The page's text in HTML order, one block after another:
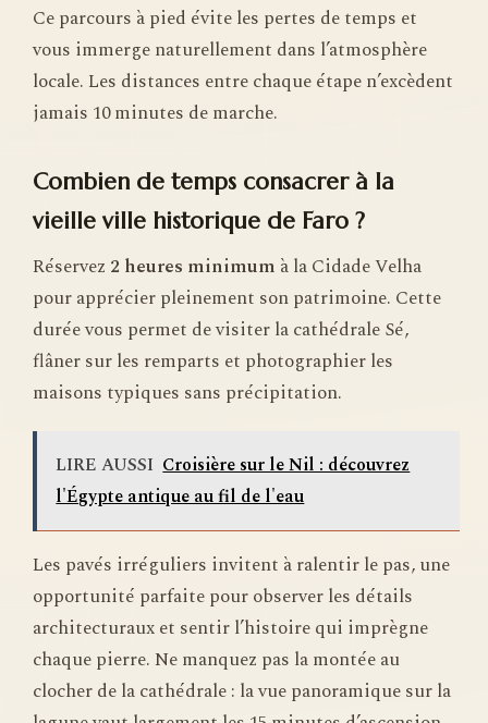
Ce parcours à pied évite les pertes de temps et
vous immerge naturellement dans l’atmosphère
locale. Les distances entre chaque étape n’excèdent
jamais 10 minutes de marche.
Combien de temps consacrer à la
vieille ville historique de Faro ?
Réservez 2 heures minimum à la Cidade Velha
pour apprécier pleinement son patrimoine. Cette
durée vous permet de visiter la cathédrale Sé,
flâner sur les remparts et photographier les
maisons typiques sans précipitation.
LIRE AUSSI Croisière sur le Nil : découvrez
l'Égypte antique au fil de l'eau
Les pavés irréguliers invitent à ralentir le pas, une
opportunité parfaite pour observer les détails
architecturaux et sentir l’histoire qui imprègne
chaque pierre. Ne manquez pas la montée au
clocher de la cathédrale : la vue panoramique sur la